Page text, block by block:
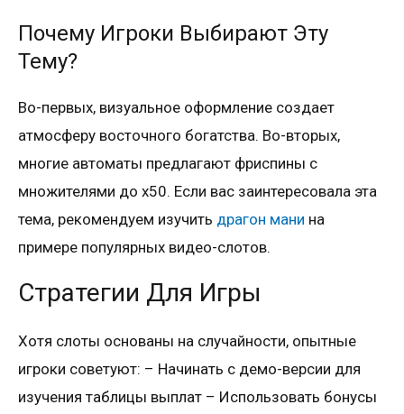
Почему Игроки Выбирают Эту
Тему?
Во-первых, визуальное оформление создает
атмосферу восточного богатства. Во-вторых,
многие автоматы предлагают фриспины с
множителями до x50. Если вас заинтересовала эта
тема, рекомендуем изучить драгон мани на
примере популярных видео-слотов.
Стратегии Для Игры
Хотя слоты основаны на случайности, опытные
игроки советуют: – Начинать с демо-версии для
изучения таблицы выплат – Использовать бонусы